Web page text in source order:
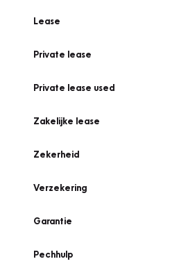
Lease
Private lease
Private lease used
Zakelijke lease
Zekerheid
Verzekering
Garantie
Pechhulp